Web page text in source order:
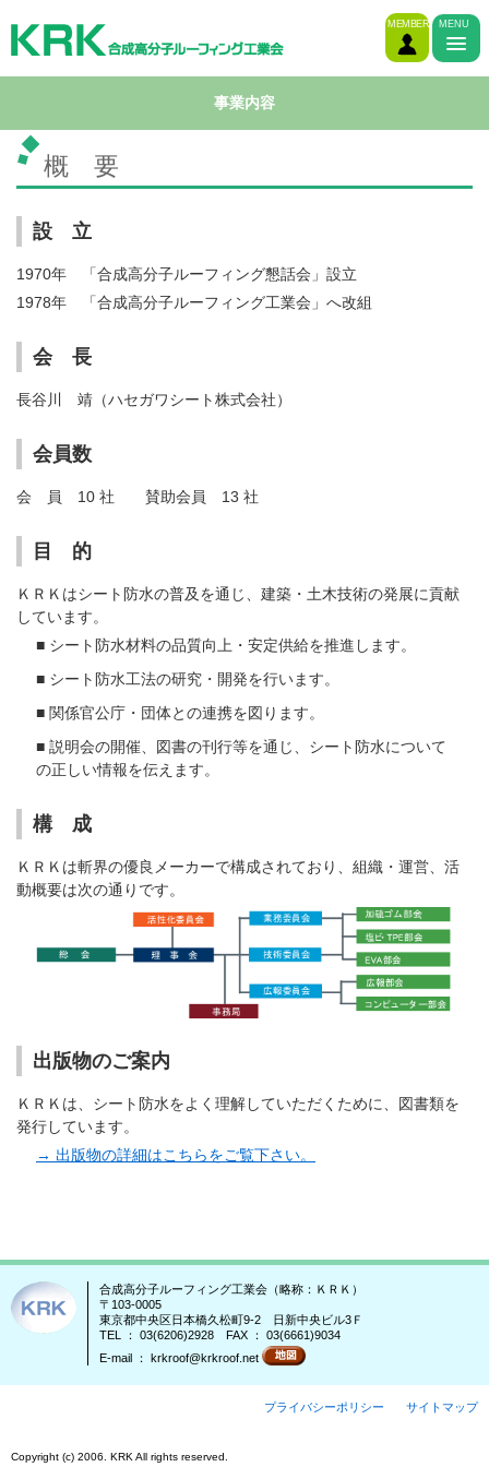
MENU
MEMBER
事業内容
概 要
設 立
1970年 「合成高分子ルーフィング懇話会」設立
1978年 「合成高分子ルーフィング工業会」へ改組
会 長
長谷川 靖（ハセガワシート株式会社）
会員数
会 員 10 社 賛助会員 13 社
目 的
ＫＲＫはシート防水の普及を通じ、建築・土木技術の発展に貢献
しています。
■ シート防水材料の品質向上・安定供給を推進します。
■ シート防水工法の研究・開発を行います。
■ 関係官公庁・団体との連携を図ります。
■ 説明会の開催、図書の刊行等を通じ、シート防水について
の正しい情報を伝えます。
構 成
ＫＲＫは斬界の優良メーカーで構成されており、組織・運営、活
動概要は次の通りです。
出版物のご案内
ＫＲＫは、シート防水をよく理解していただくために、図書類を
発行しています。
→ 出版物の詳細はこちらをご覧下さい。
合成高分子ルーフィング工業会（略称：ＫＲＫ）
〒103-0005
東京都中央区日本橋久松町9-2 日新中央ビル3Ｆ
TEL ： 03(6206)2928 FAX ： 03(6661)9034
E-mail ： krkroof@krkroof.net
プライバシーポリシー サイトマップ
Copyright (c) 2006. KRK All rights reserved.